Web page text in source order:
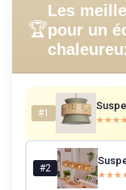
🏆
Les
pour un
#1
#2